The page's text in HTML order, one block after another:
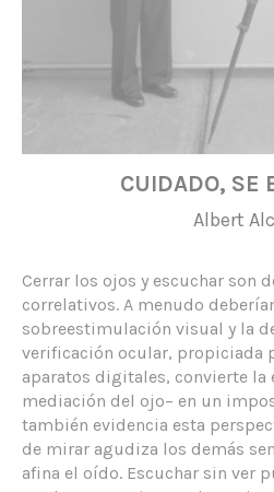
CUIDADO, SE
Albert
Cerrar los ojos y escuchar son
correlativos. A menudo
sobreestimulación visual y la
verificación ocular, propiciada
aparatos digitales, convierte la
mediación del ojo– en un
también evidencia esta
de mirar agudiza los demás
afina el oído. Escuchar sin ver